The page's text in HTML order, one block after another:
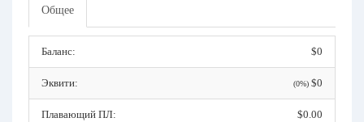
Общее
Баланс: $0
Эквити: (0%) $0
Плавающий ПЛ: $0.00